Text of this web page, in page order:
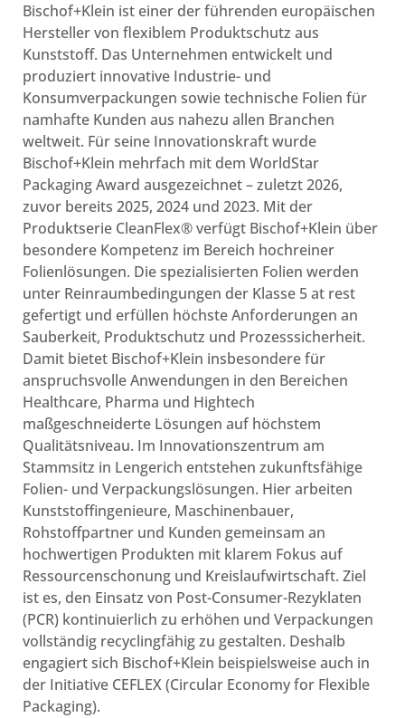
Bischof+Klein ist einer der führenden europäischen
Hersteller von flexiblem Produktschutz aus
Kunststoff. Das Unternehmen entwickelt und
produziert innovative Industrie- und
Konsumverpackungen sowie technische Folien für
namhafte Kunden aus nahezu allen Branchen
weltweit. Für seine Innovationskraft wurde
Bischof+Klein mehrfach mit dem WorldStar
Packaging Award ausgezeichnet – zuletzt 2026,
zuvor bereits 2025, 2024 und 2023. Mit der
Produktserie CleanFlex® verfügt Bischof+Klein über
besondere Kompetenz im Bereich hochreiner
Folienlösungen. Die spezialisierten Folien werden
unter Reinraumbedingungen der Klasse 5 at rest
gefertigt und erfüllen höchste Anforderungen an
Sauberkeit, Produktschutz und Prozesssicherheit.
Damit bietet Bischof+Klein insbesondere für
anspruchsvolle Anwendungen in den Bereichen
Healthcare, Pharma und Hightech
maßgeschneiderte Lösungen auf höchstem
Qualitätsniveau. Im Innovationszentrum am
Stammsitz in Lengerich entstehen zukunftsfähige
Folien- und Verpackungslösungen. Hier arbeiten
Kunststoffingenieure, Maschinenbauer,
Rohstoffpartner und Kunden gemeinsam an
hochwertigen Produkten mit klarem Fokus auf
Ressourcenschonung und Kreislaufwirtschaft. Ziel
ist es, den Einsatz von Post-Consumer-Rezyklaten
(PCR) kontinuierlich zu erhöhen und Verpackungen
vollständig recyclingfähig zu gestalten. Deshalb
engagiert sich Bischof+Klein beispielsweise auch in
der Initiative CEFLEX (Circular Economy for Flexible
Packaging).